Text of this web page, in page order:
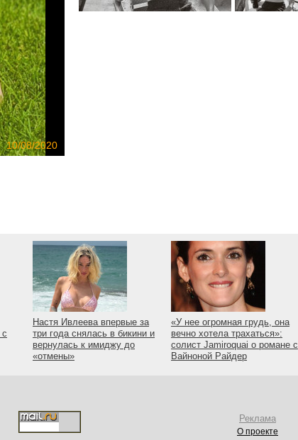
10/08/2020
Настя Ивлеева впервые за
три года снялась в бикини и
вернулась к имиджу до
«отмены»
«У нее огромная грудь, она
вечно хотела трахаться»:
солист Jamiroquai о романе с
Вайноной Райдер
Реклама
О проекте